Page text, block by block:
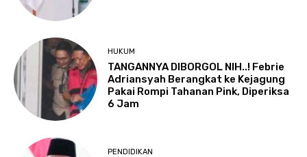
HUKUM
TANGANNYA DIBORGOL NIH..! Febrie
Adriansyah Berangkat ke Kejagung
Pakai Rompi Tahanan Pink, Diperiksa
6 Jam
PENDIDIKAN